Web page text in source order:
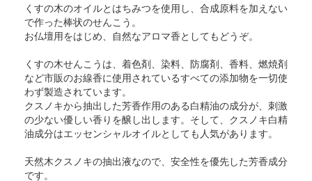
くすの木のオイルとはちみつを使用し、合成原料を加えない
で作った棒状のせんこう。
お仏壇用をはじめ、自然なアロマ香としてもどうぞ。
くすの木せんこうは、着色剤、染料、防腐剤、香料、燃焼剤
など市販のお線香に使用されているすべての添加物を一切使
わず製造されています。
クスノキから抽出した芳香作用のある白精油の成分が、刺激
の少ない優しい香りを醸し出します。そして、クスノキ白精
油成分はエッセンシャルオイルとしても人気があります。
天然木クスノキの抽出液なので、安全性を優先した芳香成分
です。